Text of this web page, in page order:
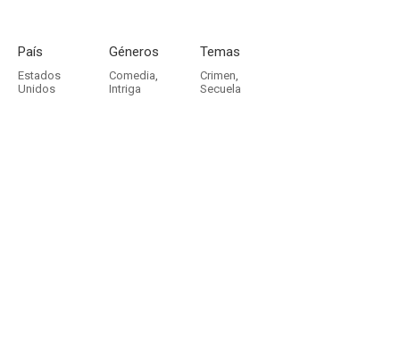
País
Estados
Unidos
Géneros
Comedia,
Intriga
Temas
Crimen,
Secuela